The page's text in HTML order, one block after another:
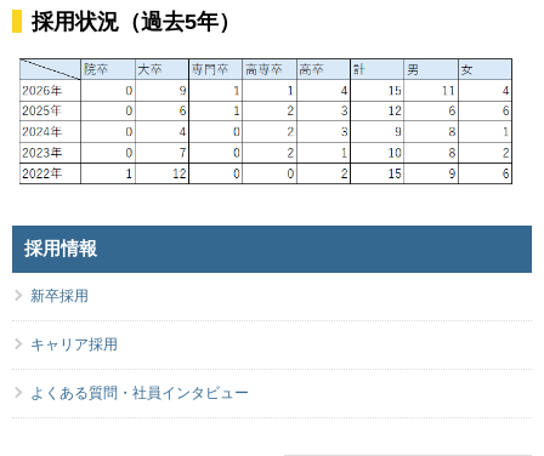
採用状況（過去5年）
採用情報
新卒採用
キャリア採用
よくある質問・社員インタビュー